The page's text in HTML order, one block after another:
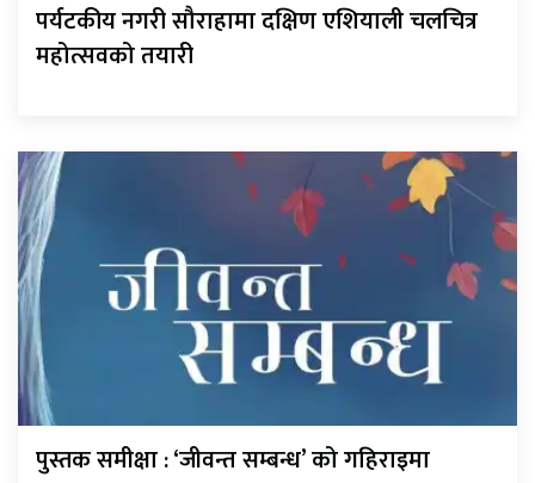
पर्यटकीय नगरी सौराहामा दक्षिण एशियाली चलचित्र
महोत्सवको तयारी
पुस्तक समीक्षा : ‘जीवन्त सम्बन्ध’ को गहिराइमा